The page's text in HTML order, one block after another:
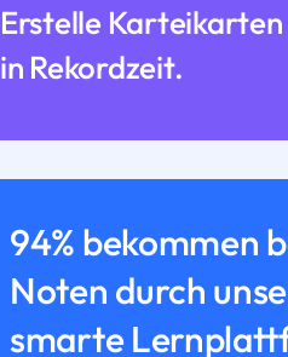
Erstelle Karteikarten
in Rekordzeit.
94% bekommen
Noten durch
smarte